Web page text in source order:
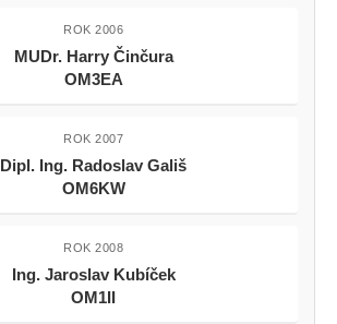
ROK 2006
MUDr. Harry Činčura
OM3EA
ROK 2007
Dipl. Ing. Radoslav Gališ
OM6KW
ROK 2008
Ing. Jaroslav Kubíček
OM1II